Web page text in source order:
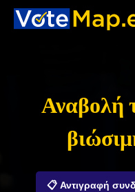
Αναβολή
📋 Αντιγραφή